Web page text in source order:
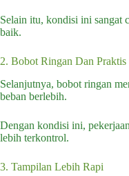
Selain itu, kondisi ini sangat
baik.
2. Bobot Ringan Dan Praktis
Selanjutnya, bobot ringan
beban berlebih.
Dengan kondisi ini,
lebih terkontrol.
3. Tampilan Lebih Rapi